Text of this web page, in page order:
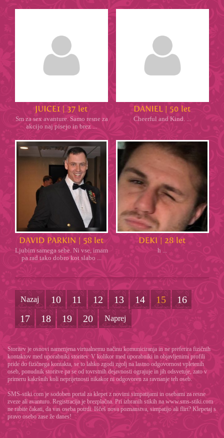
Sm za sex avanture. Samo resne za
akcijo naj pisejo in brez ...
Cheerful and Kind. ...
Ljubim samega sebe. Ni vse, imam
pa rad tako dobro kot slabo ...
h ...
Nazaj 10 11 12 13 14 15
16
17
18 19 20 Naprej
Storitev je osnovi namenjena virtualnemu načinu komuniciranja in ne preferira fizičnih
kontaktov med uporabniki storitev. V kolikor med uporabniki in objavljenimi profili
pride do fizičnega kontakta, se to lahko zgodi zgolj na lastno odgovornost vpletenih
oseb, ponudnik storitve pa se od tovrstnih dejavnosti ograjuje in jih odsvetuje, zato v
primeru kakršnih koli neprijetnosti nikakor ni odgovoren za ravnanje teh oseb.
SMS-stiki.com je sodoben portal za klepet z novimi simpatijami in osebami za resne
zveze ali avanturo. Registracija je brezplačna. Pri izbranih stikih na www.sms-stiki.com
ne rabite čakati, da vas oseba potrdi. Iščeš nova poznanstva, simpatijo ali flirt? Klepetaj s
pravo osebo zase že danes!